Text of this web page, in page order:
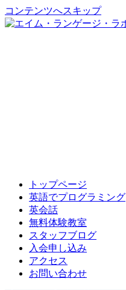
コンテンツへスキップ
トップページ
英語でプログラミング
英会話
無料体験教室
スタッフブログ
入会申し込み
アクセス
お問い合わせ